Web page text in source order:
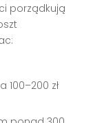
porządkują
100–200 zł